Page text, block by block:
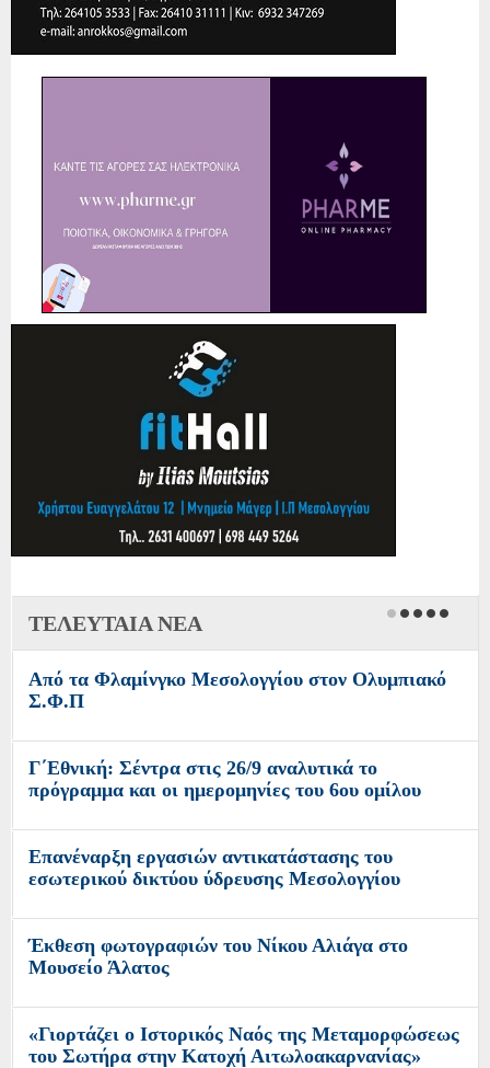
ΤΕΛΕΥΤΑΙΑ ΝΕΑ
Από τα Φλαμίνγκο Μεσολογγίου στον Ολυμπιακό
Σ.Φ.Π
Γ΄Εθνική: Σέντρα στις 26/9 αναλυτικά το
πρόγραμμα και οι ημερομηνίες του 6ου ομίλου
Επανέναρξη εργασιών αντικατάστασης του
εσωτερικού δικτύου ύδρευσης Μεσολογγίου
Έκθεση φωτογραφιών του Νίκου Αλιάγα στο
Μουσείο Άλατος
«Γιορτάζει ο Ιστορικός Ναός της Μεταμορφώσεως
του Σωτήρα στην Κατοχή Αιτωλοακαρνανίας»